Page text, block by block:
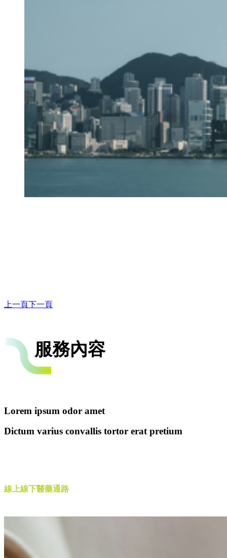
上一頁下一頁
服務內容
Lorem ipsum odor amet
Dictum varius convallis tortor erat pretium
線上線下醫藥通路